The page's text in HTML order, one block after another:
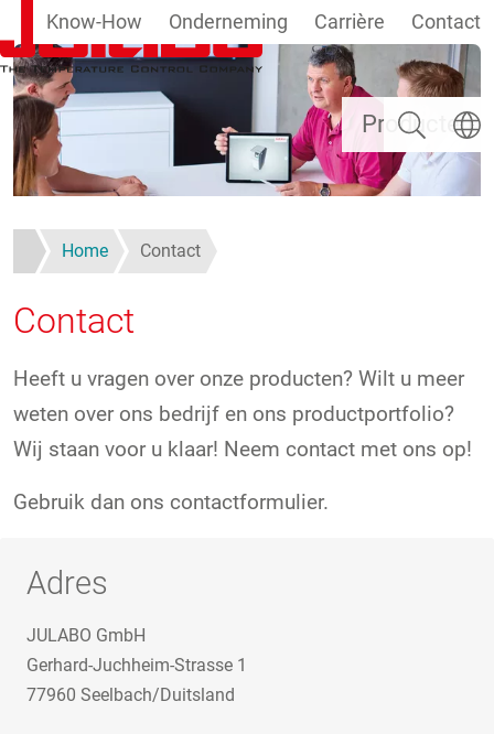
Overslaan en naar de inhoud gaan
Producten
Know-How Onderneming Carrière Contact
Zoeken Taal
Home Contact
Contact
Heeft u vragen over onze producten? Wilt u meer
weten over ons bedrijf en ons productportfolio?
Wij staan voor u klaar! Neem contact met ons op!
Gebruik dan ons contactformulier.
Adres
JULABO GmbH
Gerhard-Juchheim-Strasse 1
77960 Seelbach/Duitsland